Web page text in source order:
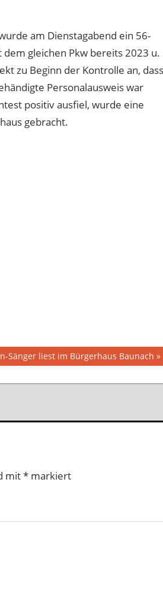
am Dienstagabend ein 56-
gleichen Pkw bereits 2023 u.
zu Beginn der Kontrolle an, dass
Personalausweis war
positiv ausfiel, wurde eine
gebracht.
Sänger liest im Bürgerhaus Baunach
mit*markiert